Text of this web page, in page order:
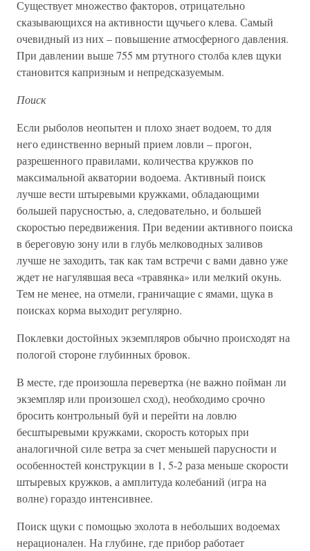
Существует множество факторов, отрицательно
сказывающихся на активности щучьего клева. Самый
очевидный из них – повышение атмосферного давления.
При давлении выше 755 мм ртутного столба клев щуки
становится капризным и непредсказуемым.
Поиск
Если рыболов неопытен и плохо знает водоем, то для
него единственно верный прием ловли – прогон,
разрешенного правилами, количества кружков по
максимальной акватории водоема. Активный поиск
лучше вести штыревыми кружками, обладающими
большей парусностью, а, следовательно, и большей
скоростью передвижения. При ведении активного поиска
в береговую зону или в глубь мелководных заливов
лучше не заходить, так как там встречи с вами давно уже
ждет не нагулявшая веса «травянка» или мелкий окунь.
Тем не менее, на отмели, граничащие с ямами, щука в
поисках корма выходит регулярно.
Поклевки достойных экземпляров обычно происходят на
пологой стороне глубинных бровок.
В месте, где произошла перевертка (не важно пойман ли
экземпляр или произошел сход), необходимо срочно
бросить контрольный буй и перейти на ловлю
бесштыревыми кружками, скорость которых при
аналогичной силе ветра за счет меньшей парусности и
особенностей конструкции в 1, 5-2 раза меньше скорости
штыревых кружков, а амплитуда колебаний (игра на
волне) гораздо интенсивнее.
Поиск щуки с помощью эхолота в небольших водоемах
нерационален. На глубине, где прибор работает